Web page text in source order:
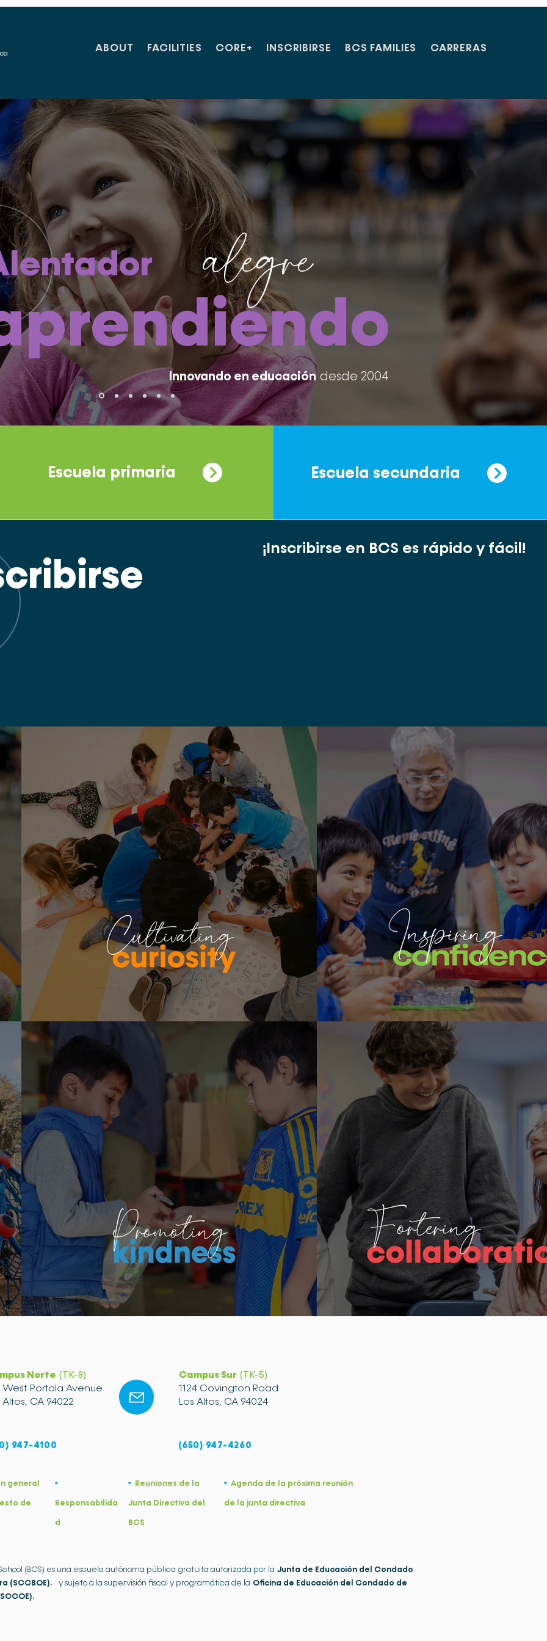
ABOUT FACILITIES CORE+ INSCRIBIRSE BCS FAMILIES CARRERAS
Innovando en educación desde 2004
alegre
Innovando en educación desde
Escuela primaria Escuela secundaria
¡Inscribirse en BCS es rápido y fácil!
Norte (TK-8)
West Portola Avenue
Altos, CA 94022
Campus Sur (TK-5)
1124 Covington Road
Los Altos, CA 94024
947-4100 (650) 947-4260
general
de
•
Responsabilida
d
• Reuniones de la
Junta Directiva del
BCS
• Agenda de la próxima reunión
de la junta directiva
(BCS) es una escuela autónoma pública gratuita autorizada por la Junta de Educación del Condado
(SCCBOE).
y sujeto a la supervisión fiscal y programática de la Oficina de Educación del Condado de